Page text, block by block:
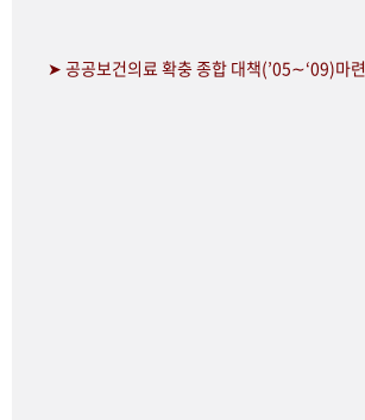
➤ 공공보건의료 확충 종합 대책(’05∼‘09)마련